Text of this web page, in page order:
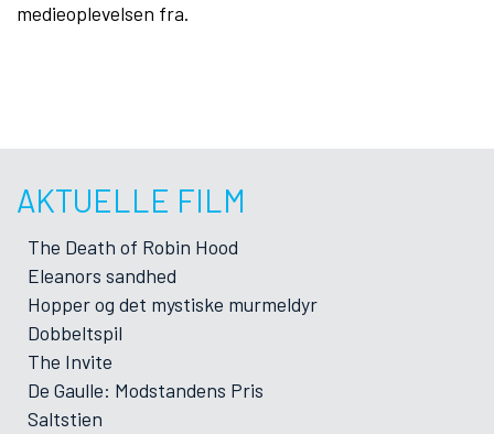
medieoplevelsen fra.
AKTUELLE FILM
The Death of Robin Hood
Eleanors sandhed
Hopper og det mystiske murmeldyr
Dobbeltspil
The Invite
De Gaulle: Modstandens Pris
Saltstien